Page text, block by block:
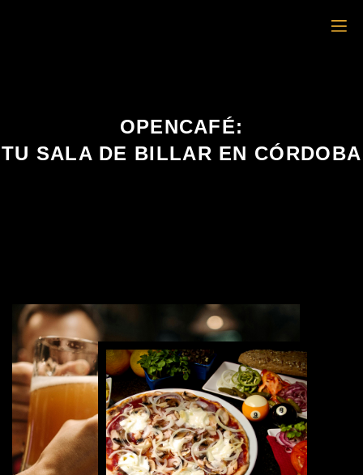
OPENCAFÉ:
TU SALA DE BILLAR EN CÓRDOBA